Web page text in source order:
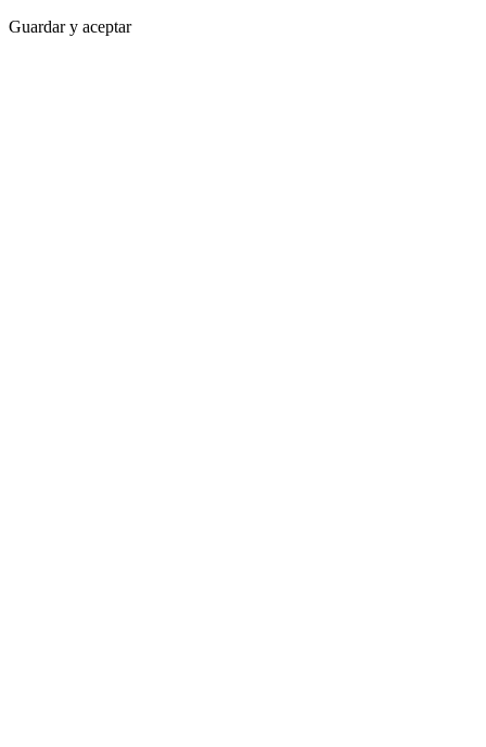
Guardar y aceptar